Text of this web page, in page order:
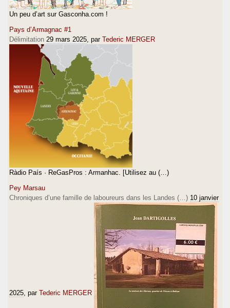
Un peu d’art sur Gasconha.com !
Pays d’Armagnac #1
Délimitation 29 mars 2025 , par Tederic MERGER
Ràdio País · ReGasPros : Armanhac. [Utilisez au (…)
Pey Marsau
Chroniques d’une famille de laboureurs dans les Landes (…) 10 janvier
2025 , par Tederic MERGER